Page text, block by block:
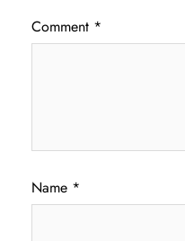
Comment *
Name *